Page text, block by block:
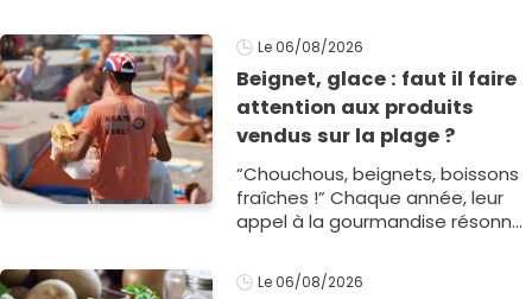
ouvert.fr de Ronan Broussier
révèle qu'un restaurant sur1
Le 06/08/2026
Beignet, glace : faut il faire
attention aux produits
vendus sur la plage ?
“Chouchous, beignets, boissons
fraîches !” Chaque année, leur
appel à la gourmandise résonne
de nos vacances à l1
Le 06/08/2026